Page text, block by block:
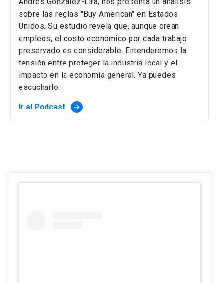
sobre las reglas "Buy American" en Estados
Unidos. Su estudio revela que, aunque crean
empleos, el costo económico por cada trabajo
preservado es considerable. Entenderemos la
tensión entre proteger la industria local y el
impacto en la economía general. Ya puedes
escucharlo.
Ir al Podcast arrow_forward